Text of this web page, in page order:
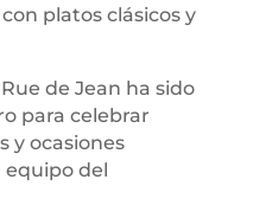
platos clásicos y
de Jean ha sido
para celebrar
y ocasiones
equipo del